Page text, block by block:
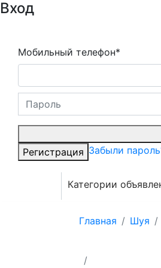
Вход
Мобильный телефон*
Регистрация Забыли
Категории
Главная Шуя